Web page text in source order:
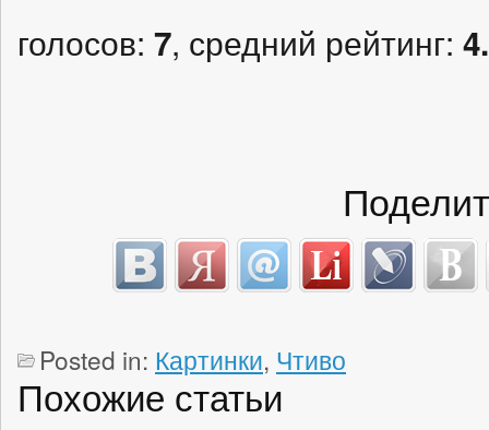
голосов: 7, средний рейтинг:
Posted in: Картинки, Чтиво
Похожие статьи